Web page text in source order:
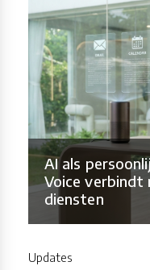
AI als
Voice verbindt
diensten
Updates